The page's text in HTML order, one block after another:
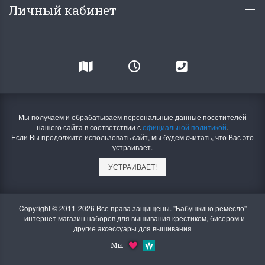
Личный кабинет
Мы получаем и обрабатываем персональные данные посетителей
нашего сайта в соответствии софициальной политикой.
Если Вы продолжите использовать сайт, мы будем считать, что Вас это
устраивает.
УСТРАИВАЕТ!
Copyright © 2011-2026 Все права защищены. "Бабушкино ремесло"
- интернет магазин наборов для вышивания крестиком, бисером и
другие аксессуары для вышивания
Мы